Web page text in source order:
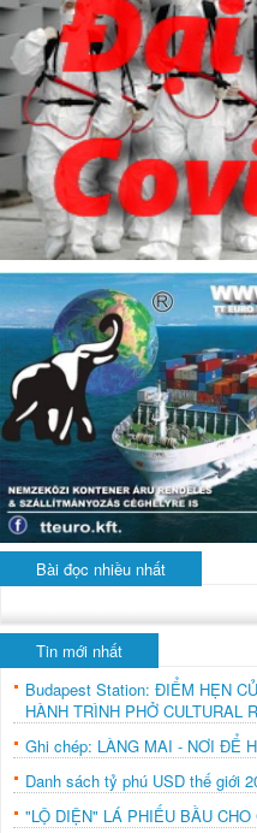
Bài đọc nhiều nhất
Tin mới nhất
Budapest Station: ĐIỂM HẸN
HÀNH TRÌNH PHỞ CULTURAL
Ghi chép: LÀNG MAI - NƠI ĐỂ
Danh sách tỷ phú USD thế giới
"LỘ DIỆN" LÁ PHIẾU BẦU